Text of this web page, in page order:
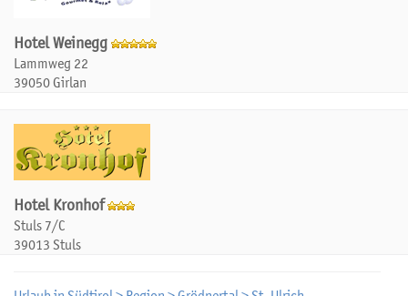
Hotel Weinegg
Lammweg 22
39050 Girlan
Hotel Kronhof
Stuls 7/C
39013 Stuls